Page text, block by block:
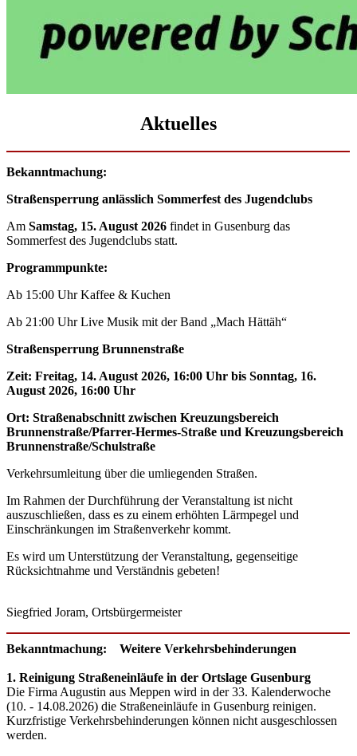
Aktuelles
Bekanntmachung:
Straßensperrung anlässlich Sommerfest des Jugendclubs
Am Samstag, 15. August 2026 findet in Gusenburg das
Sommerfest des Jugendclubs statt.
Programmpunkte:
Ab 15:00 Uhr Kaffee & Kuchen
Ab 21:00 Uhr Live Musik mit der Band „Mach Hättäh“
Straßensperrung Brunnenstraße
Zeit: Freitag, 14. August 2026, 16:00 Uhr bis Sonntag, 16.
August 2026, 16:00 Uhr
Ort: Straßenabschnitt zwischen Kreuzungsbereich
Brunnenstraße/Pfarrer-Hermes-Straße und Kreuzungsbereich
Brunnenstraße/Schulstraße
Verkehrsumleitung über die umliegenden Straßen.
Im Rahmen der Durchführung der Veranstaltung ist nicht
auszuschließen, dass es zu einem erhöhten Lärmpegel und
Einschränkungen im Straßenverkehr kommt.
Es wird um Unterstützung der Veranstaltung, gegenseitige
Rücksichtnahme und Verständnis gebeten!
Siegfried Joram, Ortsbürgermeister
Bekanntmachung: Weitere Verkehrsbehinderungen
1. Reinigung Straßeneinläufe in der Ortslage Gusenburg
Die Firma Augustin aus Meppen wird in der 33. Kalenderwoche
(10. - 14.08.2026) die Straßeneinläufe in Gusenburg reinigen.
Kurzfristige Verkehrsbehinderungen können nicht ausgeschlossen
werden.